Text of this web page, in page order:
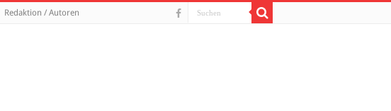
Redaktion / Autoren